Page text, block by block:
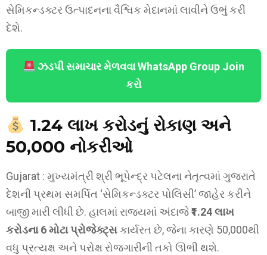
સેમિકન્ડક્ટર ઉત્પાદનના વૈશ્વિક મેદાનમાં લાવીને ઉભું કરી
દેશે.
ઝડપી સમાચાર મેળવવા WhatsApp Group Join
કરો
₹1.24 લાખ કરોડનું રોકાણ અને
50,000 નોકરીઓ
Gujarat : મુખ્યમંત્રી શ્રી ભૂપેન્દ્ર પટેલના નેતૃત્વમાં ગુજરાતે
દેશની પ્રથમ સમર્પિત ‘સેમિકન્ડક્ટર પોલિસી’ જાહેર કરીને
બાજી મારી લીધી છે. હાલમાં રાજ્યમાં અંદાજે₹1.24 લાખ
કરોડના 6 મોટા પ્રોજેક્ટ્સકાર્યરત છે, જેના કારણે 50,000થી
વધુ પ્રત્યક્ષ અને પરોક્ષ રોજગારીની તકો ઊભી થશે.